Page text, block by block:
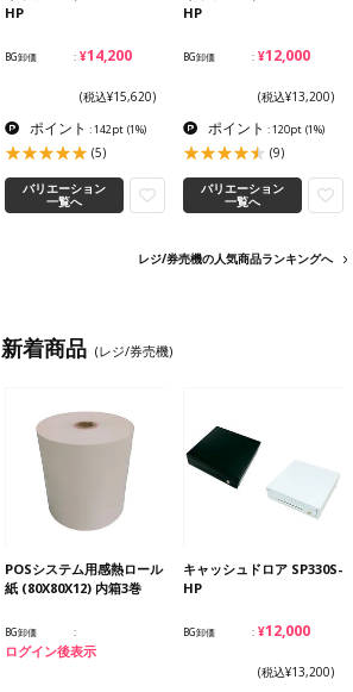
HP
BG卸価 ¥14,200
(税込¥15,620)
ポイント : 142pt (1%)
(5)
バリエーション
一覧へ
HP
BG卸価 ¥12,000
(税込¥13,200)
ポイント : 120pt (1%)
(9)
バリエーション
一覧へ
レジ/券売機の人気商品ランキングへ
新着商品 (レジ/券売機)
POSシステム用感熱ロール
紙 (80X80X12) 内箱3巻
BG卸価
ログイン後表示
キャッシュドロア SP330S-
HP
BG卸価 ¥12,000
(税込¥13,200)